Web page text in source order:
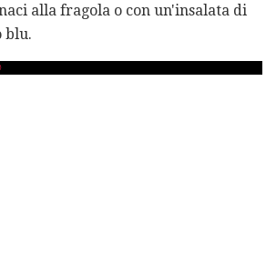
alla fragola o con un'insalata di
blu.